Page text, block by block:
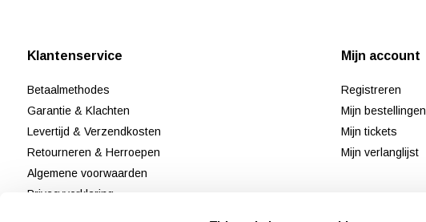
Klantenservice
Betaalmethodes
Garantie & Klachten
Levertijd & Verzendkosten
Retourneren & Herroepen
Algemene voorwaarden
Privacyverklaring
Mijn account
Registreren
Mijn bestellingen
Mijn tickets
Mijn verlanglijst